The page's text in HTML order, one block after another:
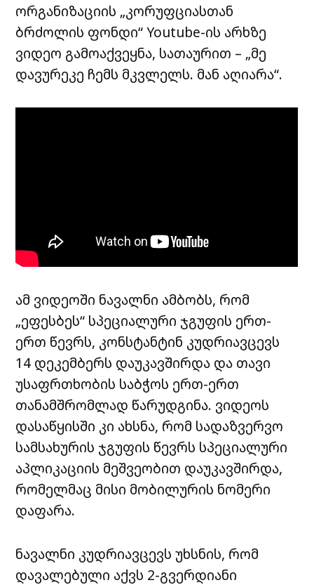
ორგანიზაციის „კორუფციასთან
ბრძოლის ფონდი“ Youtube-ის არხზე
ვიდეო გამოაქვეყნა, სათაურით – „მე
დავურეკე ჩემს მკვლელს. მან აღიარა“.
ამ ვიდეოში ნავალნი ამბობს, რომ
„ეფესბეს“ სპეციალური ჯგუფის ერთ-
ერთ წევრს, კონსტანტინ კუდრიავცევს
14 დეკემბერს დაუკავშირდა და თავი
უსაფრთხობის საბჭოს ერთ-ერთ
თანამშრომლად წარუდგინა. ვიდეოს
დასაწყისში კი ახსნა, რომ სადაზვერვო
სამსახურის ჯგუფის წევრს სპეციალური
აპლიკაციის მეშვეობით დაუკავშირდა,
რომელმაც მისი მობილურის ნომერი
დაფარა.
ნავალნი კუდრიავცევს უხსნის, რომ
დავალებული აქვს 2-გვერდიანი